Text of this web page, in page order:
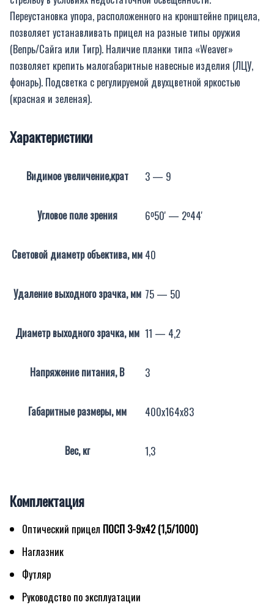
Переустановка упора, расположенного на кронштейне прицела,
позволяет устанавливать прицел на разные типы оружия
(Вепрь/Сайга или Тигр). Наличие планки типа «Weaver»
позволяет крепить малогабаритные навесные изделия (ЛЦУ,
фонарь). Подсветка с регулируемой двухцветной яркостью
(красная и зеленая).
Характеристики
Видимое увеличение,крат 3 — 9
Угловое поле зрения 6º50' — 2º44'
Световой диаметр объектива, мм 40
Удаление выходного зрачка, мм 75 — 50
Диаметр выходного зрачка, мм 11 — 4,2
Напряжение питания, В 3
Габаритные размеры, мм 400х164х83
Вес, кг 1,3
Комплектация
Оптический прицел ПОСП 3-9x42(1,5/1000)
Наглазник
Футляр
Руководство по эксплуатации